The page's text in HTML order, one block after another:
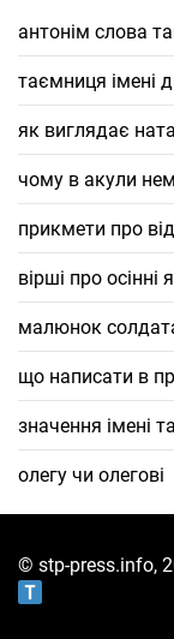
антонім слова
таємниця імені
як виглядає
чому в акули
прикмети про
вірші про осінні
малюнок
що написати в
значення імені
олегу чи олегові
© stp-press.info,